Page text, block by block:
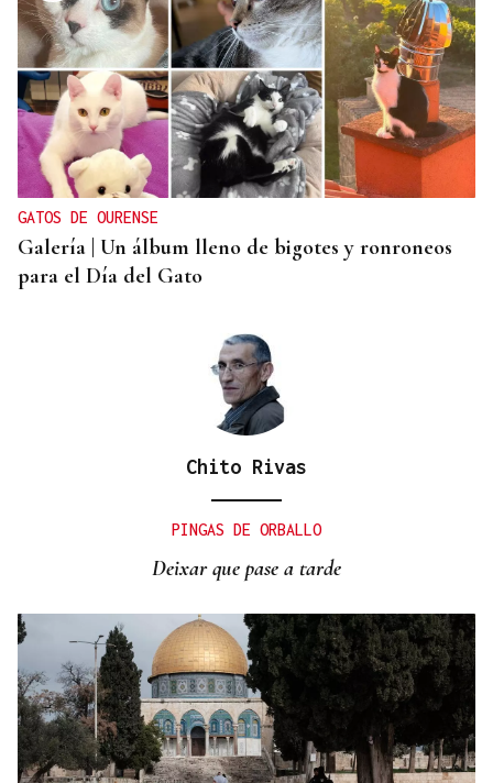
DAR EXPLICACIONES
Los ministros Robles, Marlaska, Albares y Bolaños
comparecerán en el Congreso para explicar la
crisis migratoria en Ceuta
GATOS DE OURENSE
Galería | Un álbum lleno de bigotes y ronroneos
para el Día del Gato
Chito Rivas
PINGAS DE ORBALLO
Deixar que pase a tarde